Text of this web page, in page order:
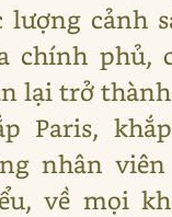
cảnh
chính phủ,
lại trở
Paris,
nhân
về mọi